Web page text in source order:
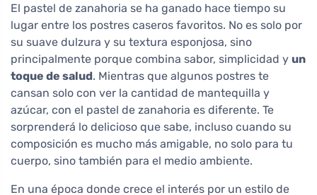
El pastel de zanahoria se ha ganado hace tiempo su
lugar entre los postres caseros favoritos. No es solo por
su suave dulzura y su textura esponjosa, sino
principalmente porque combina sabor, simplicidad y un
toque de salud. Mientras que algunos postres te
cansan solo con ver la cantidad de mantequilla y
azúcar, con el pastel de zanahoria es diferente. Te
sorprenderá lo delicioso que sabe, incluso cuando su
composición es mucho más amigable, no solo para tu
cuerpo, sino también para el medio ambiente.
En una época donde crece el interés por un estilo de